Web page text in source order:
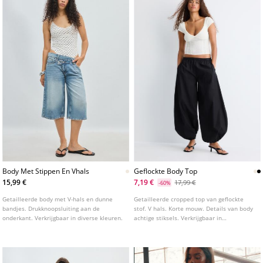
Body Met Stippen En Vhals
15,99 €
Getailleerde body met V-hals en dunne
bandjes. Drukknoopsluiting aan de
onderkant. Verkrijgbaar in diverse kleuren.
Geflockte Body Top
7,19 €
-60% 17,99 €
Getailleerde cropped top van geflockte
stof. V hals. Korte mouw. Details van body
achtige stiksels. Verkrijgbaar in